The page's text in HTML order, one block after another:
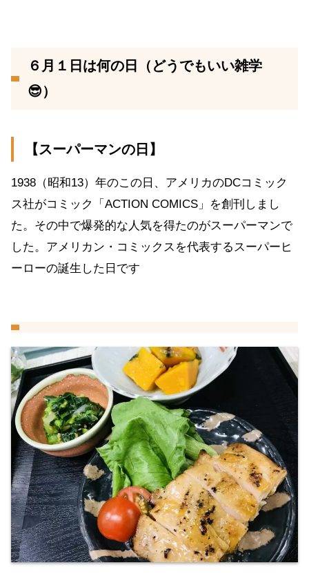
６月１日は何の日（どうでもいい雑学
😎）
【スーパーマンの日】
1938（昭和13）年のこの日、アメリカのDCコミック
ス社がコミック「ACTION COMICS」を創刊しまし
た。その中で爆発的な人気を得たのがスーパーマンで
した。アメリカン・コミックスを代表するスーパーヒ
ーローの誕生した日です